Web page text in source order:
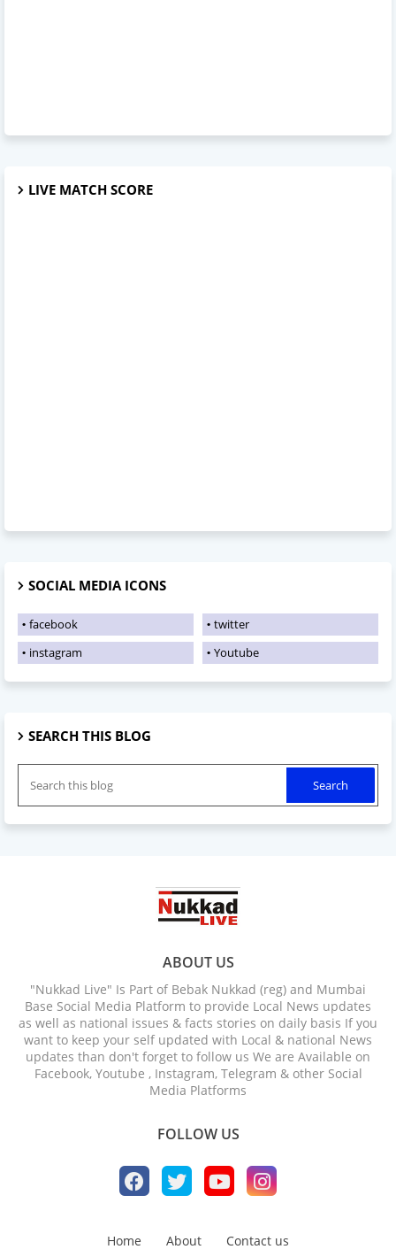
LIVE MATCH SCORE
SOCIAL MEDIA ICONS
facebook
twitter
instagram
Youtube
SEARCH THIS BLOG
ABOUT US
"Nukkad Live" Is Part of Bebak Nukkad (reg) and Mumbai
Base Social Media Platform to provide Local News updates
as well as national issues & facts stories on daily basis If you
want to keep your self updated with Local & national News
updates than don't forget to follow us We are Available on
Facebook, Youtube , Instagram, Telegram & other Social
Media Platforms
FOLLOW US
Home About Contact us